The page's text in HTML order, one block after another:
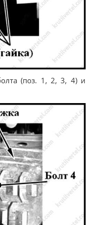
(поз. 1, 2, 3, 4) и